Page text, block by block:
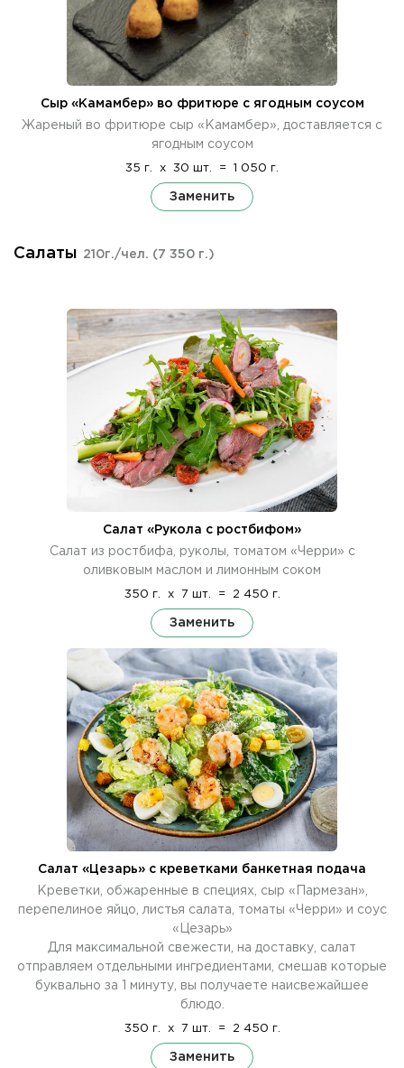
Сыр «Камамбер» во фритюре с ягодным соусом
Жареный во фритюре сыр «Камамбер», доставляется с
ягодным соусом
35 г. x 30 шт. = 1 050 г.
Заменить
Салаты 210г./чел. (7 350 г.)
Салат «Рукола с ростбифом»
Салат из ростбифа, руколы, томатом «Черри» с
оливковым маслом и лимонным соком
350 г. x 7 шт. = 2 450 г.
Заменить
Салат «Цезарь» с креветками банкетная подача
Креветки, обжаренные в специях, сыр «Пармезан»,
перепелиное яйцо, листья салата, томаты «Черри» и соус
«Цезарь»
Для максимальной свежести, на доставку, салат
отправляем отдельными ингредиентами, смешав которые
буквально за 1 минуту, вы получаете наисвежайшее
блюдо.
350 г. x 7 шт. = 2 450 г.
Заменить